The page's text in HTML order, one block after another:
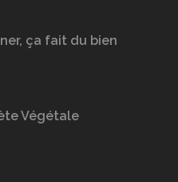
ça fait du bien
Végétale